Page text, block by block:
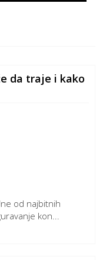
da traje i kako
od najbitnih
kon...